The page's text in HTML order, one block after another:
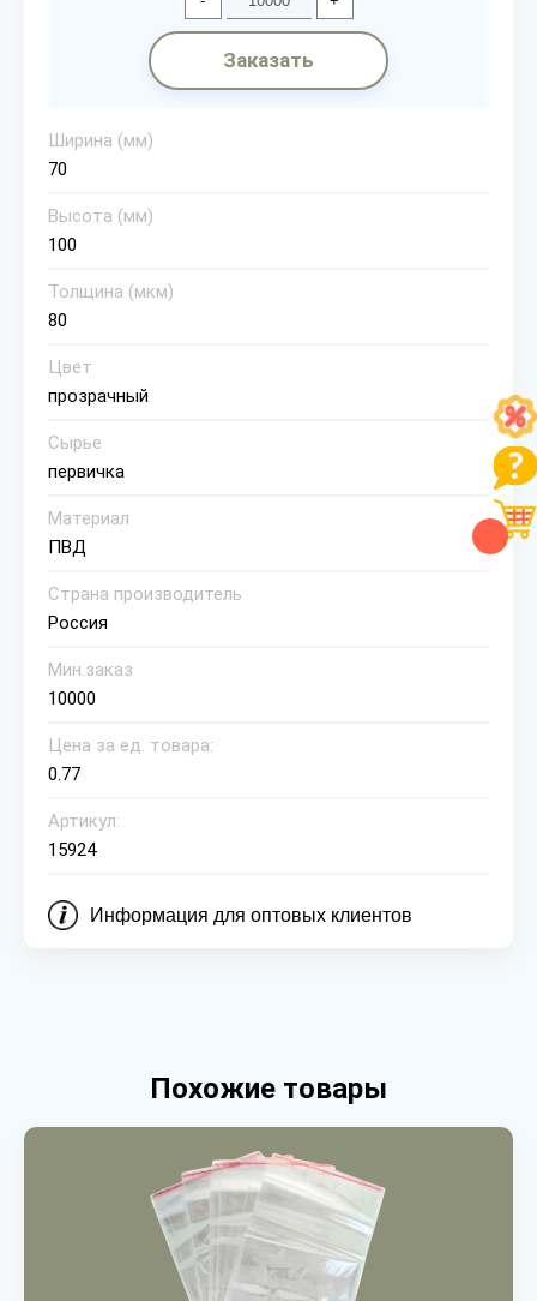
Заказать
Ширина (мм)
70
Высота (мм)
100
Толщина (мкм)
80
Цвет
прозрачный
Сырье
первичка
Материал
ПВД
Страна производитель
Россия
Мин.заказ
10000
Цена за ед. товара:
0.77
Артикул:
15924
Информация для оптовых клиентов
Похожие товары